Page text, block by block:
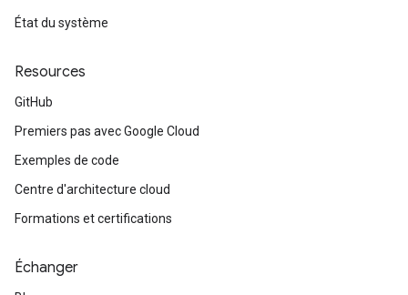
État du système
Resources
GitHub
Premiers pas avec Google Cloud
Exemples de code
Centre d'architecture cloud
Formations et certifications
Échanger